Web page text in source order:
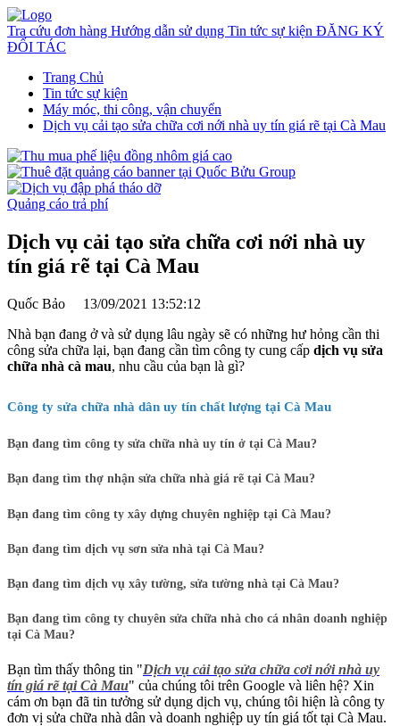
Tra cứu đơn hàng Hướng dẫn sử dụng Tin tức sự kiện ĐĂNG KÝ
ĐỐI TÁC
Trang Chủ
Tin tức sự kiện
Máy móc, thi công, vận chuyển
Dịch vụ cải tạo sửa chữa cơi nới nhà uy tín giá rẽ tại Cà Mau
Quảng cáo trả phí
Dịch vụ cải tạo sửa chữa cơi nới nhà uy
tín giá rẽ tại Cà Mau
Quốc Bảo 13/09/2021 13:52:12
Nhà bạn đang ở và sử dụng lâu ngày sẽ có những hư hỏng cần thi
công sửa chữa lại, bạn đang cần tìm công ty cung cấp dịch vụ sửa
chữa nhà cà mau, nhu cầu của bạn là gì?
Công ty sửa chữa nhà dân uy tín chất lượng tại Cà Mau
Bạn đang tìm công ty sửa chữa nhà uy tín ở tại Cà Mau?
Bạn đang tìm thợ nhận sửa chữa nhà giá rẽ tại Cà Mau?
Bạn đang tìm công ty xây dựng chuyên nghiệp tại Cà Mau?
Bạn đang tìm dịch vụ sơn sửa nhà tại Cà Mau?
Bạn đang tìm dịch vụ xây tường, sửa tường nhà tại Cà Mau?
Bạn đang tìm công ty chuyên sửa chữa nhà cho cá nhân doanh nghiệp
tại Cà Mau?
Bạn tìm thấy thông tin "Dịch vụ cải tạo sửa chữa cơi nới nhà uy
tín giá rẽ tại Cà Mau" của chúng tôi trên Google và liên hệ? Xin
cám ơn bạn đã tin tưởng sử dụng dịch vụ, chúng tôi hiện là công ty
đơn vị sửa chữa nhà dân và doanh nghiệp uy tín giá tốt tại Cà Mau.